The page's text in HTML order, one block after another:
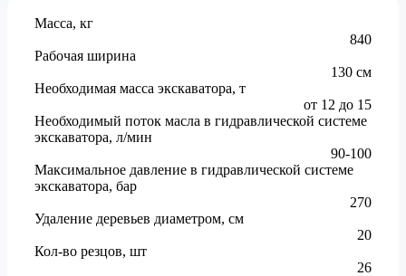
Масса, кг
840
Рабочая ширина
130 см
Необходимая масса экскаватора, т
от 12 до 15
Необходимый поток масла в гидравлической системе
экскаватора, л/мин
90-100
Максимальное давление в гидравлической системе
экскаватора, бар
270
Удаление деревьев диаметром, см
20
Кол-во резцов, шт
26